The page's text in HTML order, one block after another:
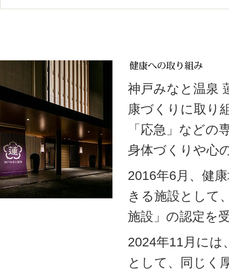
神戸みなと温泉
康づくりに取り
「応急」など
身体づくりや心
2016年6月、健
きる施設として
施設」の認定を
2024年11月には
として、同じく